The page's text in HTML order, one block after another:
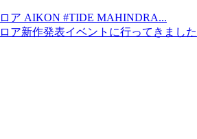
ア AIKON #TIDE MAHINDRA...
ア新作発表イベントに行ってきまし